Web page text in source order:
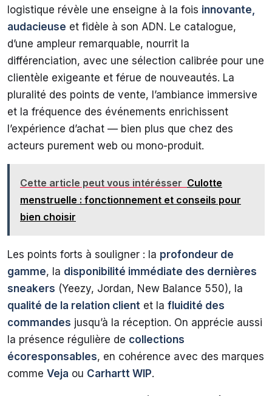
logistique révèle une enseigne à la fois innovante,
audacieuse et fidèle à son ADN. Le catalogue,
d’une ampleur remarquable, nourrit la
différenciation, avec une sélection calibrée pour une
clientèle exigeante et férue de nouveautés. La
pluralité des points de vente, l’ambiance immersive
et la fréquence des événements enrichissent
l’expérience d’achat — bien plus que chez des
acteurs purement web ou mono-produit.
Cette article peut vous intérésser Culotte
menstruelle : fonctionnement et conseils pour
bien choisir
Les points forts à souligner : la profondeur de
gamme, la disponibilité immédiate des dernières
sneakers (Yeezy, Jordan, New Balance 550), la
qualité de la relation client et la fluidité des
commandes jusqu’à la réception. On apprécie aussi
la présence régulière de collections
écoresponsables, en cohérence avec des marques
comme Veja ou Carhartt WIP.